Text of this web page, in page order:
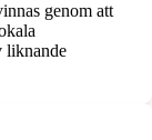
genom att
liknande